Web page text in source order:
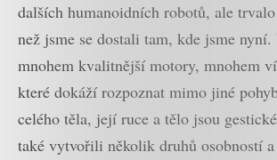
dalších humanoidních robotů, ale
než jsme se dostali tam, kde jsme
mnohem kvalitnější motory, mnohem
které dokáží rozpoznat mimo jiné
celého těla, její ruce a tělo jsou
také vytvořili několik druhů osobností